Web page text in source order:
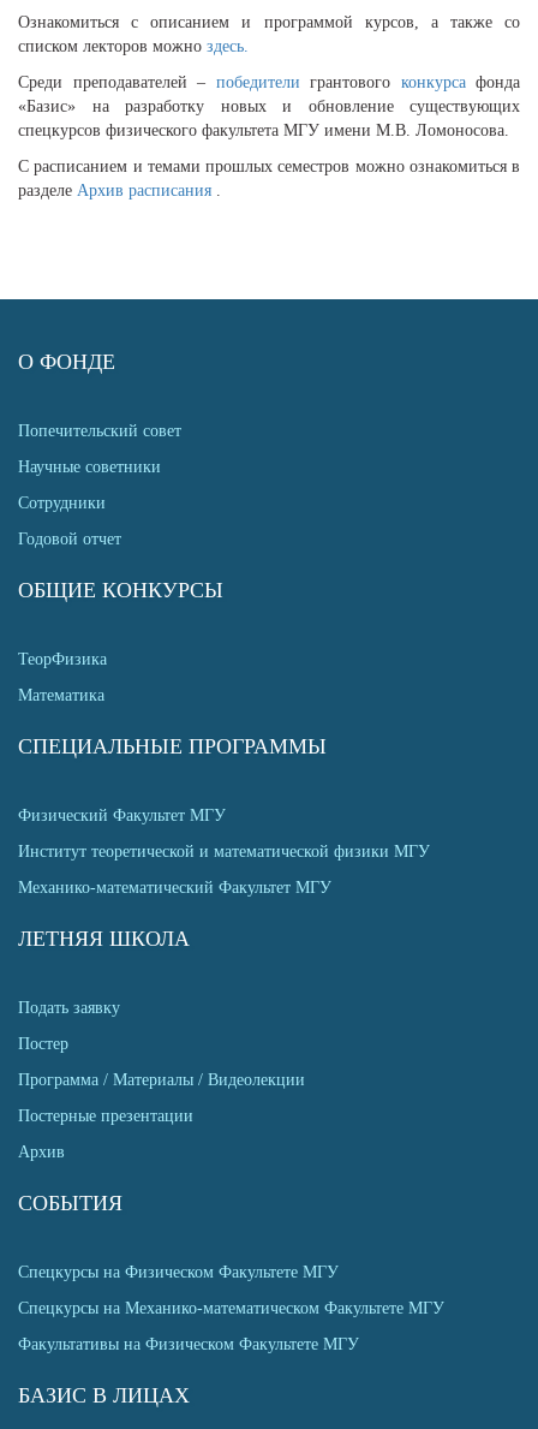
Ознакомиться с описанием и программой курсов, а также со
списком лекторов можно здесь.
Среди преподавателей – победители грантового конкурса фонда
«Базис» на разработку новых и обновление существующих
спецкурсов физического факультета МГУ имени М.В. Ломоносова.
С расписанием и темами прошлых семестров можно ознакомиться в
разделе Архив расписания .
О ФОНДЕ
Попечительский совет
Научные советники
Сотрудники
Годовой отчет
ОБЩИЕ КОНКУРСЫ
ТеорФизика
Математика
СПЕЦИАЛЬНЫЕ ПРОГРАММЫ
Физический Факультет МГУ
Институт теоретической и математической физики МГУ
Механико-математический Факультет МГУ
ЛЕТНЯЯ ШКОЛА
Подать заявку
Постер
Программа / Материалы / Видеолекции
Постерные презентации
Архив
СОБЫТИЯ
Спецкурсы на Физическом Факультете МГУ
Спецкурсы на Механико-математическом Факультете МГУ
Факультативы на Физическом Факультете МГУ
БАЗИС В ЛИЦАХ